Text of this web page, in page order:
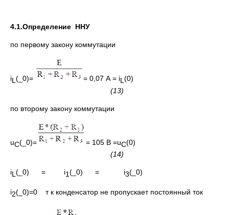
4.1.Определение ННУ
по первому закону коммутации
iL (_0)= = 0,07 А = iL (0)
(13)
по второму закону коммутации
uC(_0)= = 105 В =uC(0)
(14)
iL(_0) = i1(_0) = i3(_0)
i2(_0)=0 т к конденсатор не пропускает постоянный ток